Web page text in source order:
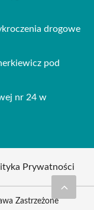
drogowe
pod
nr 24 w
Prywatności
Zastrzeżone